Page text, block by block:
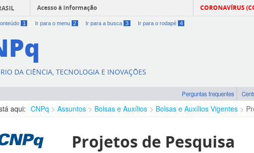
Acesso à informação CORONAVÍRUS
1 Ir para o menu 2 Ir para a busca 3 Ir para o rodapé 4
DA CIÊNCIA, TECNOLOGIA E INOVAÇÕES
Perguntas frequentes
aqui: CNPq Assuntos Bolsas e Auxílios Bolsas e Auxílios Vigentes
Projetos de Pesquisa